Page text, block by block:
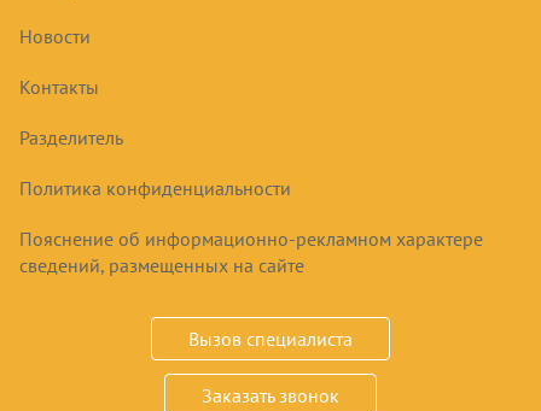
Новости
Контакты
Разделитель
Политика конфиденциальности
Пояснение об информационно-рекламном характере
сведений, размещенных на сайте
Вызов специалиста
Заказать звонок
POLAIR MM 111 S GREEN (R290)
62763₽
Срок заказа5-14 дней